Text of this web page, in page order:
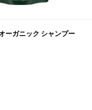
ーガニック シャンプー